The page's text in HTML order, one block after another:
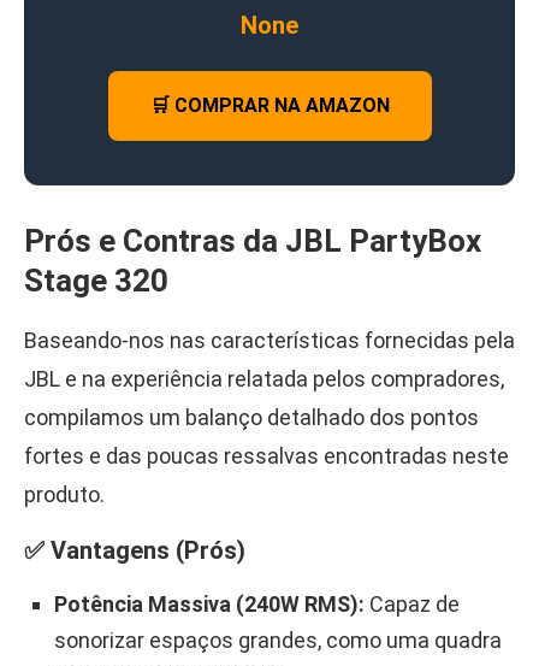
None
🛒 COMPRAR NA AMAZON
Prós e Contras da JBL PartyBox
Stage 320
Baseando-nos nas características fornecidas pela
JBL e na experiência relatada pelos compradores,
compilamos um balanço detalhado dos pontos
fortes e das poucas ressalvas encontradas neste
produto.
✅ Vantagens (Prós)
Potência Massiva (240W RMS): Capaz de
sonorizar espaços grandes, como uma quadra